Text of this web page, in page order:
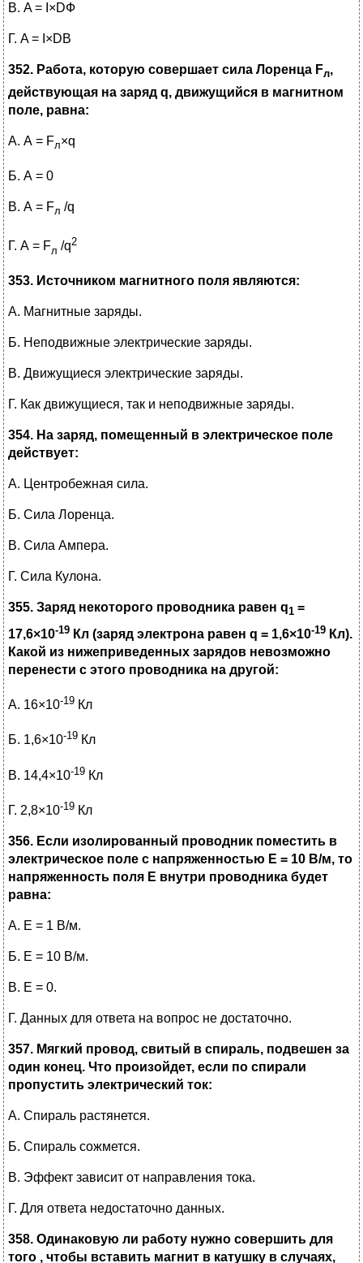
В. A = I×DФ
Г. A = I×DB
352. Работа, которую совершает сила Лоренца Fл,
действующая на заряд q, движущийся в магнитном
поле, равна:
А. А = Fл×q
Б. А = 0
В. А = Fл /q
Г. А = Fл /q2
353. Источником магнитного поля являются:
А. Магнитные заряды.
Б. Неподвижные электрические заряды.
В. Движущиеся электрические заряды.
Г. Как движущиеся, так и неподвижные заряды.
354. На заряд, помещенный в электрическое поле
действует:
А. Центробежная сила.
Б. Сила Лоренца.
В. Сила Ампера.
Г. Сила Кулона.
355. Заряд некоторого проводника равен q1 =
17,6×10-19 Кл (заряд электрона равен q = 1,6×10-19 Кл).
Какой из нижеприведенных зарядов невозможно
перенести с этого проводника на другой:
А. 16×10-19 Кл
Б. 1,6×10-19 Кл
В. 14,4×10-19 Кл
Г. 2,8×10-19 Кл
356. Если изолированный проводник поместить в
электрическое поле с напряженностью Е = 10 В/м, то
напряженность поля Е внутри проводника будет
равна:
А. Е = 1 В/м.
Б. Е = 10 В/м.
В. Е = 0.
Г. Данных для ответа на вопрос не достаточно.
357. Мягкий провод, свитый в спираль, подвешен за
один конец. Что произойдет, если по спирали
пропустить электрический ток:
А. Спираль растянется.
Б. Спираль сожмется.
В. Эффект зависит от направления тока.
Г. Для ответа недостаточно данных.
358. Одинаковую ли работу нужно совершить для
того , чтобы вставить магнит в катушку в случаях,